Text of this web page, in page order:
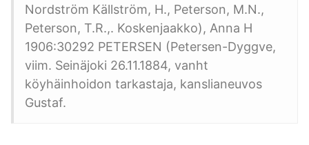
Nordström Källström, H., Peterson, M.N.,
Peterson, T.R.,. Koskenjaakko), Anna H
1906:30292 PETERSEN (Petersen-Dyggve,
viim. Seinäjoki 26.11.1884, vanht
köyhäinhoidon tarkastaja, kanslianeuvos
Gustaf.